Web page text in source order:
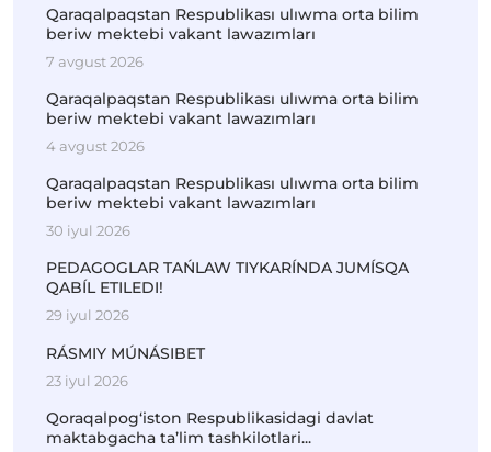
Qaraqalpaqstan Respublikası ulıwma orta bilim
beriw mektebi vakant lawazımları
7 avgust 2026
Qaraqalpaqstan Respublikası ulıwma orta bilim
beriw mektebi vakant lawazımları
4 avgust 2026
Qaraqalpaqstan Respublikası ulıwma orta bilim
beriw mektebi vakant lawazımları
30 iyul 2026
PEDAGOGLAR TAŃLAW TIYKARÍNDA JUMÍSQA
QABÍL ETILEDI!
29 iyul 2026
RÁSMIY MÚNÁSIBET
23 iyul 2026
Qoraqalpog‘iston Respublikasidagi davlat
maktabgacha ta’lim tashkilotlari...